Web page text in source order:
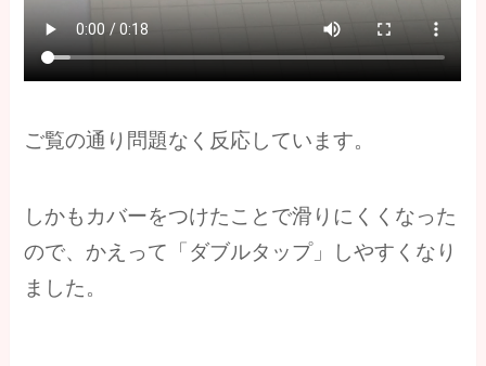
ご覧の通り問題なく反応しています。
しかもカバーをつけたことで滑りにくくなった
ので、かえって「ダブルタップ」しやすくなり
ました。